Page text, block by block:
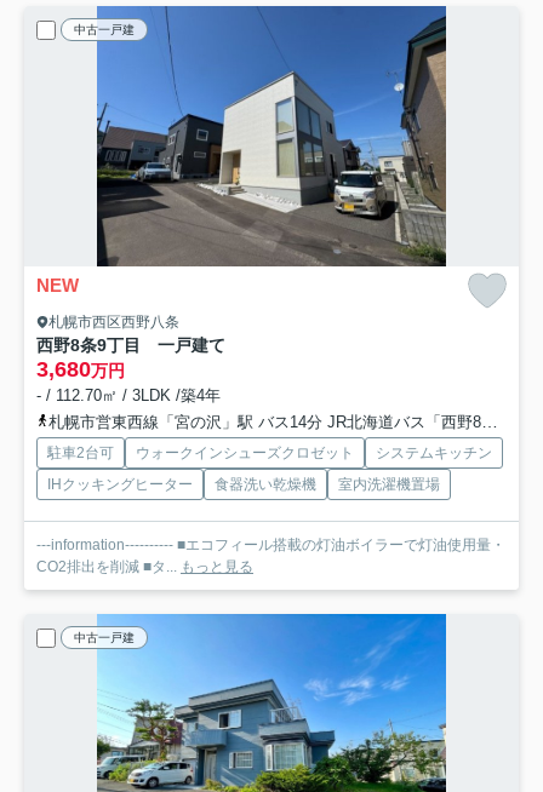
中古一戸建
NEW
札幌市西区西野八条
西野8条9丁目 一戸建て
3,680万円
- / 112.70㎡ / 3LDK /築4年
札幌市営東西線「宮の沢」駅 バス14分 JR北海道バス「西野8条8丁目」 停歩4分
駐車2台可 ウォークインシューズクロゼット
システムキッチン
IHクッキングヒーター
食器洗い乾燥機 室内洗濯機置場
---information---------- ■エコフィール搭載の灯油ボイラーで灯油使用量・
CO2排出を削減 ■タ...
もっと見る
中古一戸建